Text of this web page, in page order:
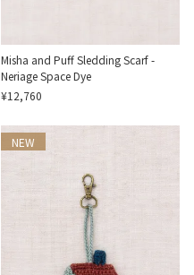
Misha and Puff Sledding Scarf -
Neriage Space Dye
¥12,760
NEW